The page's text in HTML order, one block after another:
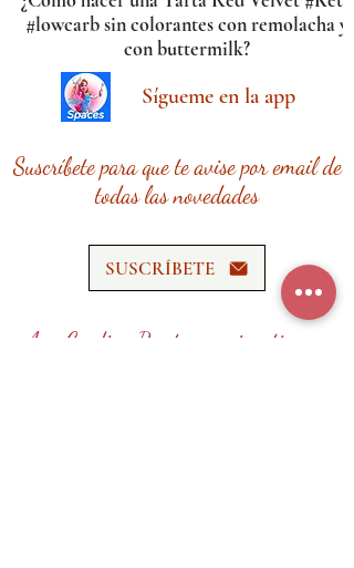
#lowcarb sin colorantes con remolacha y
con buttermilk?
Sígueme en la app
Suscríbete para que te avise por email de
todas las novedades
Ana Cardina Recetas requiere tiempo,
SUSCRÍBETE